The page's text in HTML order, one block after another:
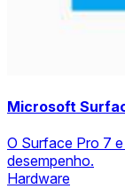
Microsoft
O Surface Pro 7
desempenho.
Hardware